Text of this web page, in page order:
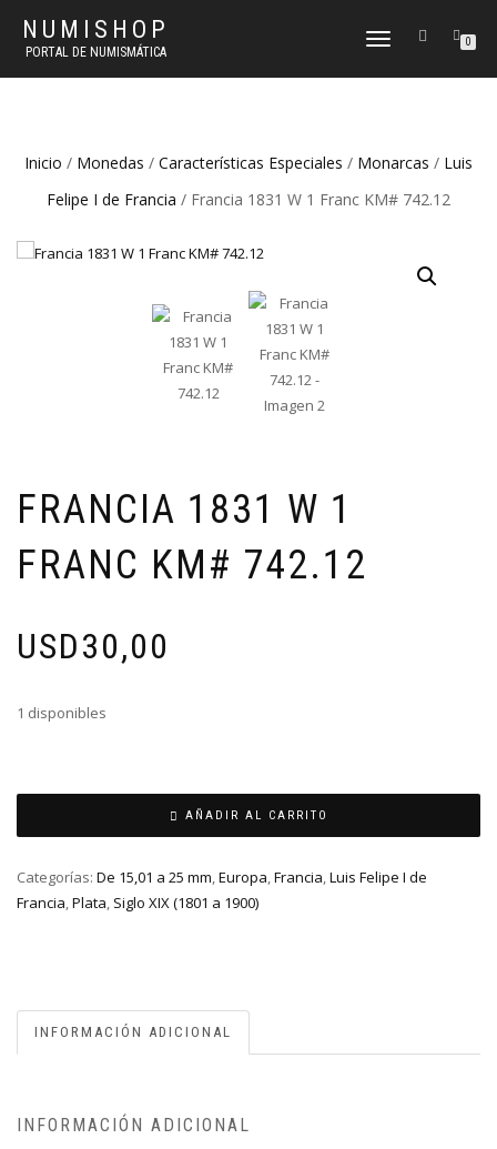
NUMISHOP
PORTAL DE NUMISMÁTICA
CAMBIAR
0
Inicio / Monedas / Características Especiales / Monarcas / Luis
Felipe I de Francia / Francia 1831 W 1 Franc KM# 742.12
FRANCIA 1831 W 1
FRANC KM# 742.12
USD30,00
1 disponibles
AÑADIR AL CARRITO
Categorías: De 15,01 a 25 mm,Europa,Francia,Luis Felipe I de
Francia,Plata, Siglo XIX (1801 a 1900)
INFORMACIÓN ADICIONAL
INFORMACIÓN ADICIONAL